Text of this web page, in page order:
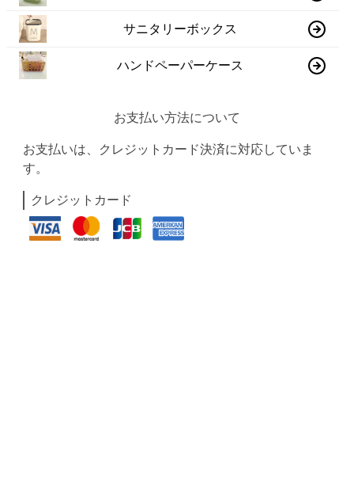
サニタリーボックス
ハンドペーパーケース
お支払い方法について
お支払いは、クレジットカード決済に対応していま
す。
クレジットカード